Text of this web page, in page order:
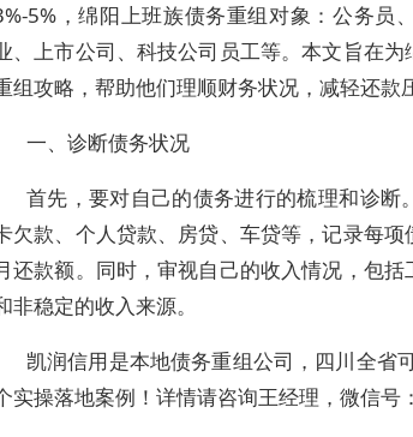
5%，绵阳上班族债务重组对象：公务员
、上市公司、科技公司员工等。本文旨在
组攻略，帮助他们理顺财务状况，减轻还款
一、诊断债务状况
首先，要对自己的债务进行的梳理和诊
欠款、个人贷款、房贷、车贷等，记录每
还款额。同时，审视自己的收入情况，包
非稳定的收入来源。
凯润信用是本地债务重组公司，四川全省
实操落地案例！详情请咨询王经理，微信号